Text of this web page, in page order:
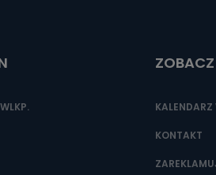
KONTAKT